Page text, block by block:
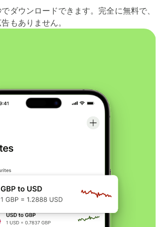
ダウンロードできます。完全に無料で、
もありません。